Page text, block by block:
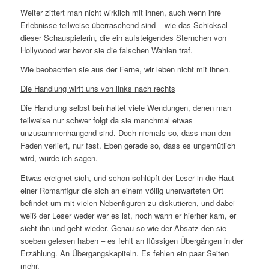
Weiter zittert man nicht wirklich mit ihnen, auch wenn ihre
Erlebnisse teilweise überraschend sind – wie das Schicksal
dieser Schauspielerin, die ein aufsteigendes Sternchen von
Hollywood war bevor sie die falschen Wahlen traf.
Wie beobachten sie aus der Ferne, wir leben nicht mit ihnen.
Die Handlung wirft uns von links nach rechts
Die Handlung selbst beinhaltet viele Wendungen, denen man
teilweise nur schwer folgt da sie manchmal etwas
unzusammenhängend sind. Doch niemals so, dass man den
Faden verliert, nur fast. Eben gerade so, dass es ungemütlich
wird, würde ich sagen.
Etwas ereignet sich, und schon schlüpft der Leser in die Haut
einer Romanfigur die sich an einem völlig unerwarteten Ort
befindet um mit vielen Nebenfiguren zu diskutieren, und dabei
weiß der Leser weder wer es ist, noch wann er hierher kam, er
sieht ihn und geht wieder. Genau so wie der Absatz den sie
soeben gelesen haben – es fehlt an flüssigen Übergängen in der
Erzählung. An Übergangskapiteln. Es fehlen ein paar Seiten
mehr.